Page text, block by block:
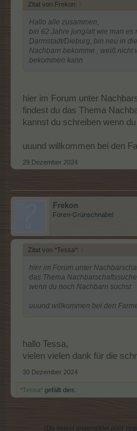
Zitat von Frekon: ↑
Hallo alle zusammen,
bin 62 Jahre jung/alt wie man es
Darmstadt/Dieburg, bin neu in
Nachbarn bekomme , weiß nicht
bekommen kann
hier im Forum unter
findest du das Thema
kannst du schreiben wenn
uuund willkommen bei den
29 Dezember 2024
Frekon
Foren-Grünschnabel
Zitat von *Tessa*: ↑
hier im Forum unter
das Thema
wenn du noch Nachbarn suchst
uuund willkommen bei den
hallo Tessa,
vielen vielen dank für die
30 Dezember 2024
*Tessa* gefällt dies.
(Du musst angemeldet oder